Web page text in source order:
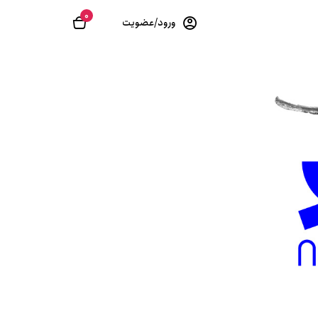
0 ورود/عضویت